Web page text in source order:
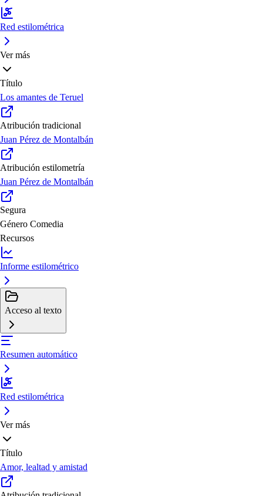
Red estilométrica
Ver más
Título
Los amantes de Teruel
Atribución tradicional
Juan Pérez de Montalbán
Atribución estilometría
Juan Pérez de Montalbán
Segura
Género Comedia
Recursos
Informe estilométrico
Acceso al texto
Resumen automático
Red estilométrica
Ver más
Título
Amor, lealtad y amistad